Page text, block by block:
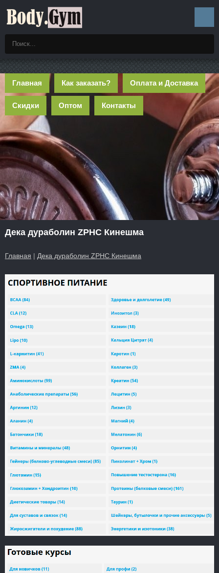
Главная Как заказать? Оплата и Доставка
Скидки Оптом Контакты
Дека дураболин ZPHC Кинешма
Главная | Дека дураболин ZPHC Кинешма